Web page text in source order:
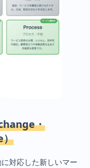
・
）
対応した新しいマー